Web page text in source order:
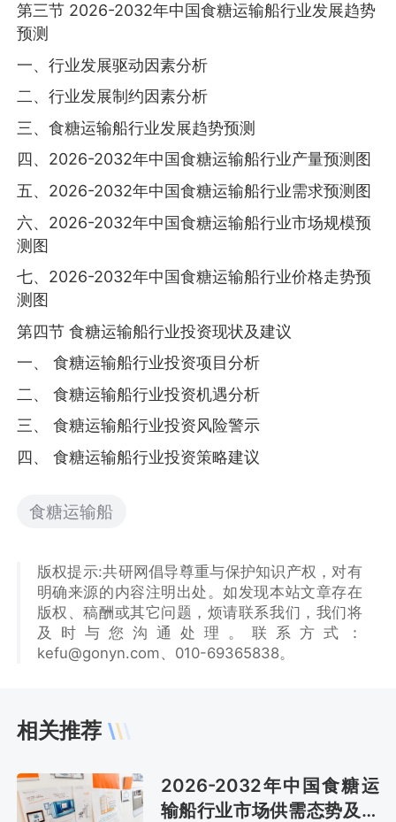
第三节 2026-2032年中国食糖运输船行业发展趋势
预测
一、行业发展驱动因素分析
二、行业发展制约因素分析
三、食糖运输船行业发展趋势预测
四、2026-2032年中国食糖运输船行业产量预测图
五、2026-2032年中国食糖运输船行业需求预测图
六、2026-2032年中国食糖运输船行业市场规模预
测图
七、2026-2032年中国食糖运输船行业价格走势预
测图
第四节 食糖运输船行业投资现状及建议
一、 食糖运输船行业投资项目分析
二、 食糖运输船行业投资机遇分析
三、 食糖运输船行业投资风险警示
四、 食糖运输船行业投资策略建议
食糖运输船
版权提示:共研网倡导尊重与保护知识产权，对有
明确来源的内容注明出处。如发现本站文章存在
版权、稿酬或其它问题，烦请联系我们，我们将
及时与您沟通处理。联系方式：
kefu@gonyn.com、010-69365838。
相关推荐
2026-2032年中国食糖运
输船行业市场供需态势及市